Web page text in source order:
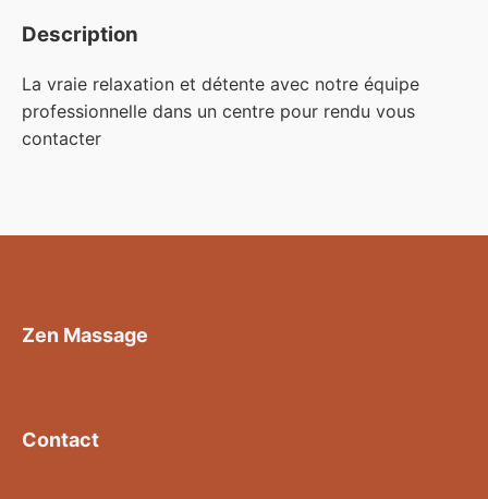
Description
La vraie relaxation et détente avec notre équipe
professionnelle dans un centre pour rendu vous
contacter
Zen Massage
Contact